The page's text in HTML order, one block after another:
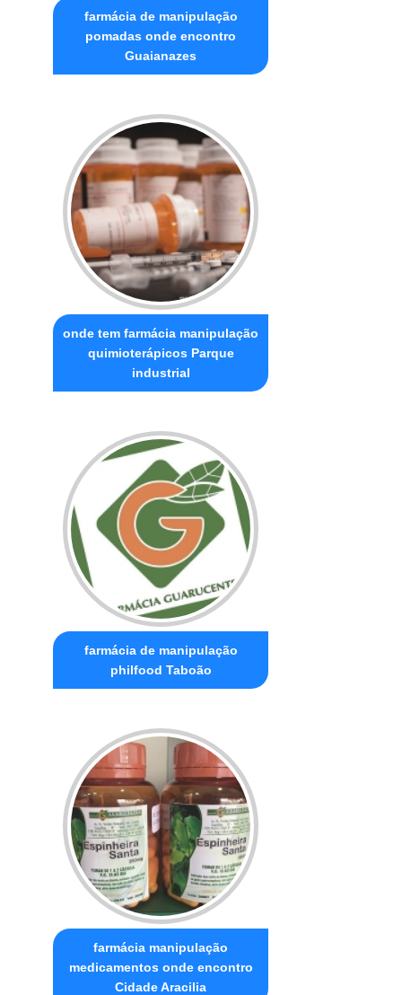
farmácia de manipulação
pomadas onde encontro
Guaianazes
onde tem farmácia manipulação
quimioterápicos Parque
industrial
farmácia de manipulação
philfood Taboão
farmácia manipulação
medicamentos onde encontro
Cidade Aracilia